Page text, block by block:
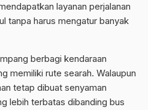
layanan perjalanan
tanpa harus mengatur banyak
berbagi kendaraan
memiliki rute searah. Walaupun
tetap dibuat senyaman
lebih terbatas dibanding bus